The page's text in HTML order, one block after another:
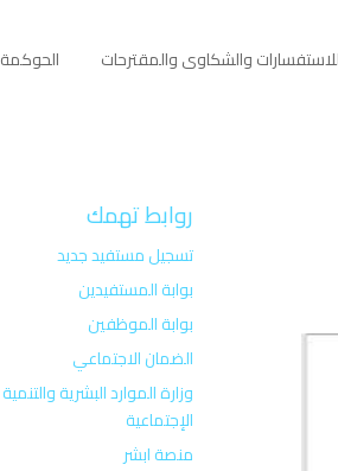
والشكاوى والمقترحات الحوكمة
روابط تهمك
تسجيل مستفيد جديد
بوابة المستفيدين
بوابة الموظفين
الضمان الاجتماعي
وزارة الموارد البشرية والتنمية
الإجتماعية
منصة ابشر